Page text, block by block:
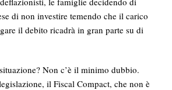
di non investire temendo che il carico
il debito ricadrà in gran parte su di
Non c’è il minimo dubbio.
il Fiscal Compact, che non è